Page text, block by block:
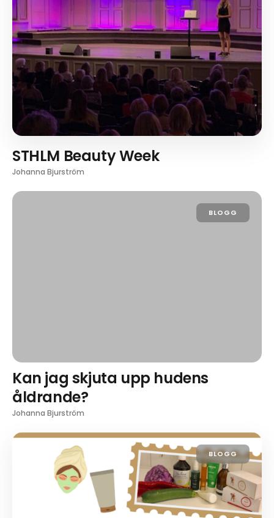
STHLM Beauty Week
Johanna Bjurström
BLOGG
Kan jag skjuta upp hudens
åldrande?
Johanna Bjurström
BLOGG